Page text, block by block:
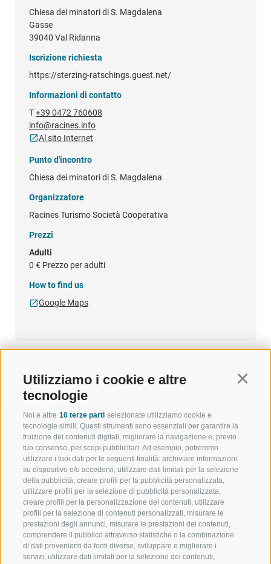
Utilizziamo i cookie e altre
tecnologie
Noi e altre 10 terze parti selezionate utilizziamo cookie e
tecnologie simili. Questi strumenti sono essenziali per garantire la
fruizione dei contenuti digitali, migliorare la navigazione e, previo
tuo consenso, per scopi pubblicitari. Ad esempio, potremmo
utilizzare i tuoi dati per le seguenti finalità: archiviare informazioni
su dispositivo e/o accedervi, utilizzare dati limitati per la selezione
della pubblicità, creare profili per la pubblicità personalizzata,
utilizzare profili per la selezione di pubblicità personalizzata,
creare profili per la personalizzazione dei contenuti, utilizzare
profili per la selezione di contenuti personalizzati, misurare le
prestazioni degli annunci, misurare le prestazioni dei contenuti,
comprendere il pubblico attraverso statistiche o la combinazione
di dati provenienti da fonti diverse, sviluppare e migliorare i
servizi, utilizzare dati limitati per la selezione dei contenuti,
Chiesa dei minatori di S. Magdalena
Gasse
39040 Val Ridanna
Iscrizione richiesta
https://sterzing-ratschings.guest.net/
Informazioni di contatto
T+39 0472 760608
info@racines.info
Al sito Internet
Punto d'incontro
Chiesa dei minatori di S. Magdalena
Organizzatore
Racines Turismo Società Cooperativa
Prezzi
Adulti
0 € Prezzo per adulti
How to find us
Google Maps
BENVENUTI NELLA REGIONE
TURISTICA DI RACINES
VAL GIOVO
VAL RACINES
VAL RIDANNA
SPORT E
MOMENTI
SCIARE
ESCURSIONI
ALTA